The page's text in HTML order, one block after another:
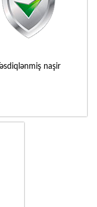
Təsdiqlənmiş naşir